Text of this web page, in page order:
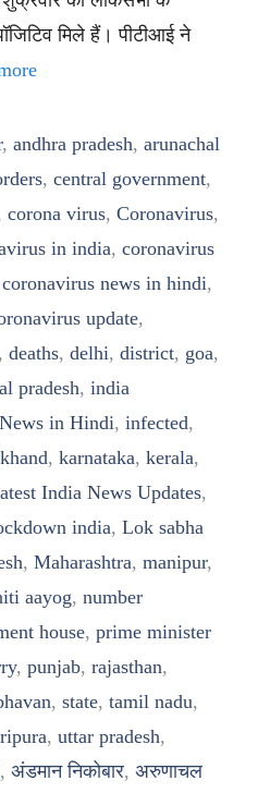
मिले हैं। पीटीआई ने
, andhra pradesh, arunachal
, central government,
corona virus, Coronavirus,
in india, coronavirus
coronavirus news in hindi,
update,
, deaths, delhi, district, goa,
pradesh, india
in Hindi, infected,
, karnataka, kerala,
India News Updates,
india, Lok sabha
, Maharashtra, manipur,
aayog, number
house, prime minister
, punjab, rajasthan,
, state, tamil nadu,
, uttar pradesh,
, अंडमान निकोबार, अरुणाचल